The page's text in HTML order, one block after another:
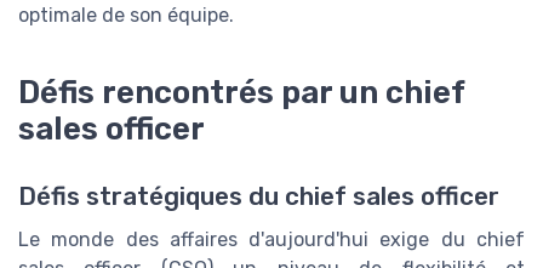
optimale de son équipe.
Défis rencontrés par un chief
sales officer
Défis stratégiques du chief sales officer
Le monde des affaires d'aujourd'hui exige du chief